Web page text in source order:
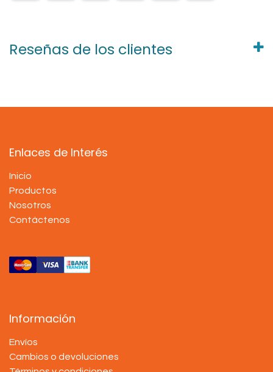
Reseñas de los clientes
Enlaces de Interés
Inicio
Productos
Nosotros
Contáctenos
Información
Envíos
Cambios o devoluciones